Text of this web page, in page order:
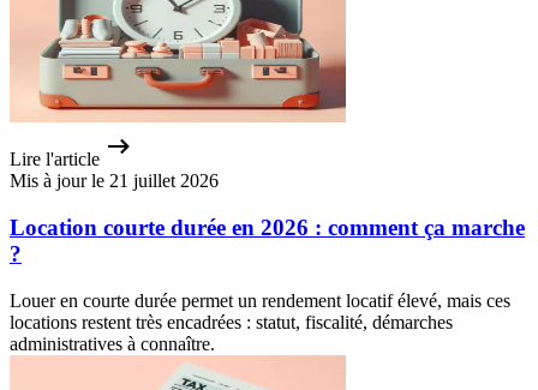
Lire l'article
Mis à jour le 21 juillet 2026
Location courte durée en 2026 : comment ça marche
?
Louer en courte durée permet un rendement locatif élevé, mais ces
locations restent très encadrées : statut, fiscalité, démarches
administratives à connaître.